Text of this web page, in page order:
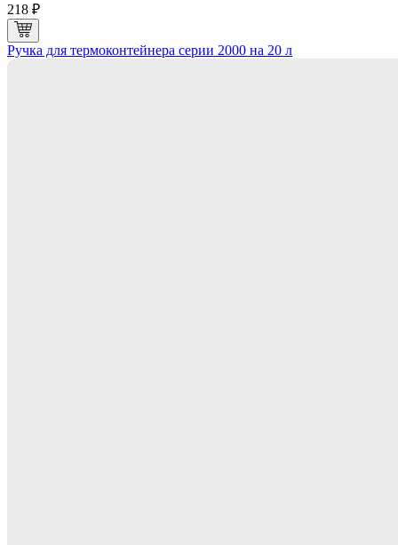
218 ₽
Ручка для термоконтейнера серии 2000 на 20 л